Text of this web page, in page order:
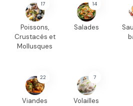
17
Poissons,
Crustacés et
Mollusques
14
Salades
22
Viandes
7
Volailles